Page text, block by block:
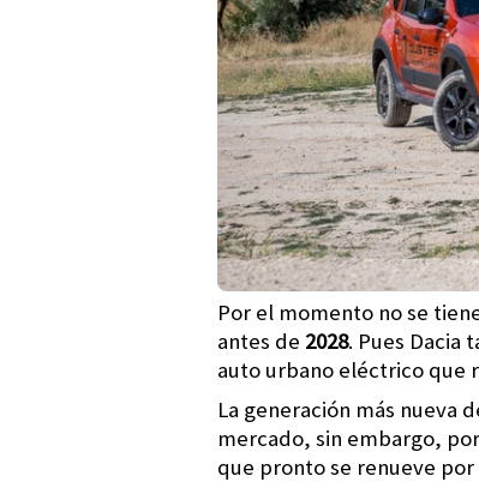
Por el momento no se
antes de 2028. Pues Dacia
auto urbano eléctrico que
La generación más nueva
mercado, sin embargo,
que pronto se renueve